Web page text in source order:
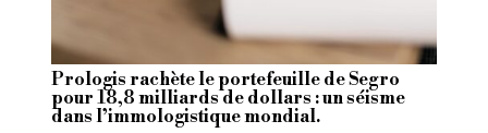
Prologis rachète le portefeuille de Segro
pour 18,8 milliards de dollars : un séisme
dans l’immologistique mondial.